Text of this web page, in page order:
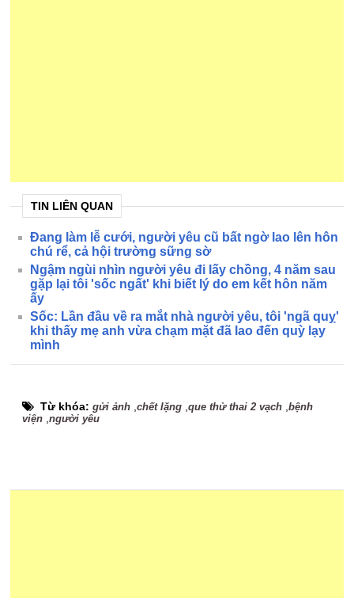
TIN LIÊN QUAN
Đang làm lễ cưới, người yêu cũ bất ngờ lao lên hôn
chú rể, cả hội trường sững sờ
Ngậm ngùi nhìn người yêu đi lấy chồng, 4 năm sau
gặp lại tôi 'sốc ngất' khi biết lý do em kết hôn năm
ấy
Sốc: Lần đầu về ra mắt nhà người yêu, tôi 'ngã quỵ'
khi thấy mẹ anh vừa chạm mặt đã lao đến quỳ lạy
mình
Từ khóa:gửi ảnh ,chết lặng ,que thử thai 2 vạch ,bệnh
viện ,người yêu